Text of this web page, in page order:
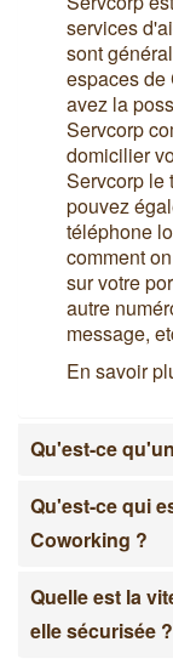
services
sont
espaces de
avez la
Servcorp
domicilier
Servcorp le
pouvez
téléphone
comment
sur votre
autre
message,
En savoir
Qu'est-ce
Qu'est-ce qui
Coworking ?
Quelle est la
elle sécurisée ?